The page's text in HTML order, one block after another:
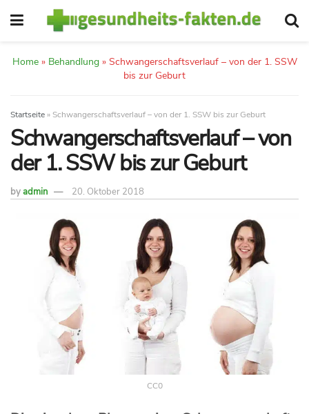
Home» Behandlung» Schwangerschaftsverlauf – von der 1. SSW
bis zur Geburt
Startseite » Schwangerschaftsverlauf – von der 1. SSW bis zur Geburt
Schwangerschaftsverlauf – von
der 1. SSW bis zur Geburt
byadmin 20. Oktober 2018
CC0